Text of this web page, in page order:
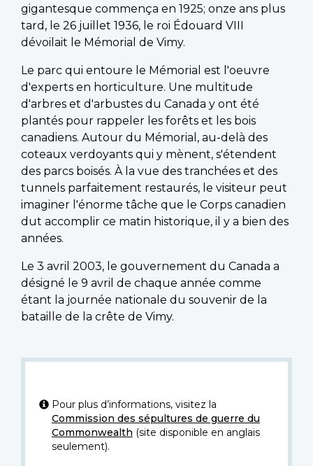
gigantesque commença en 1925; onze ans plus
tard, le 26 juillet 1936, le roi Édouard VIII
dévoilait le Mémorial de Vimy.
Le parc qui entoure le Mémorial est l'oeuvre
d'experts en horticulture. Une multitude
d'arbres et d'arbustes du Canada y ont été
plantés pour rappeler les forêts et les bois
canadiens. Autour du Mémorial, au-delà des
coteaux verdoyants qui y mènent, s'étendent
des parcs boisés. À la vue des tranchées et des
tunnels parfaitement restaurés, le visiteur peut
imaginer l'énorme tâche que le Corps canadien
dut accomplir ce matin historique, il y a bien des
années.
Le 3 avril 2003, le gouvernement du Canada a
désigné le 9 avril de chaque année comme
étant la journée nationale du souvenir de la
bataille de la crête de Vimy.
Pour plus d’informations, visitez la
Commission des sépultures de guerre du
Commonwealth (site disponible en anglais
seulement).